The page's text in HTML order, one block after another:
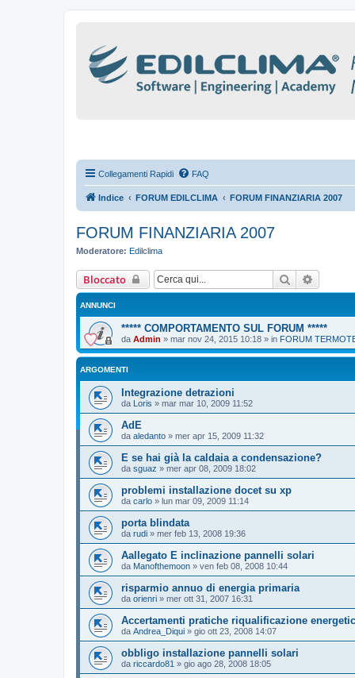
Collegamenti Rapidi FAQ
Indice FORUM EDILCLIMA FORUM FINANZIARIA 2007
FORUM FINANZIARIA 2007
Moderatore: Edilclima
Bloccato Cerca
ANNUNCI
***** COMPORTAMENTO SUL FORUM *****
da Admin » mar nov 24, 2015 10:18 » in FORUM
ARGOMENTI
Integrazione detrazioni
da Loris » mar mar 10, 2009 11:52
AdE
da aledanto » mer apr 15, 2009 11:32
E se hai già la caldaia a condensazione?
da sguaz » mer apr 08, 2009 18:02
problemi installazione docet su xp
da carlo » lun mar 09, 2009 11:14
porta blindata
da rudi » mer feb 13, 2008 19:36
Aallegato E inclinazione pannelli solari
da Manofthemoon » ven feb 08, 2008 10:44
risparmio annuo di energia primaria
da orienri » mer ott 31, 2007 16:31
Accertamenti pratiche riqualificazione
da Andrea_Diqui » gio ott 23, 2008 14:07
obbligo installazione pannelli solari
da riccardo81 » gio ago 28, 2008 18:05